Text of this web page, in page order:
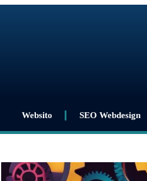
Websito SEO Webdesign